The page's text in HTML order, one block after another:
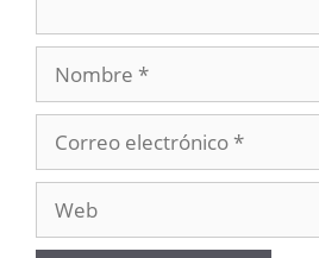
Nombre
electrónico